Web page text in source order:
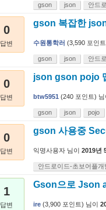
gson json 안드
0
답변
gson 복잡한
수원통학러 (3,590 포인
gson json 안드
0
답변
json gson pojo
btw5951 (240 포인트) 님
gson json pojo
0
답변
gson 사용중
익명사용자 님이 2019년
안드로이드-초보어플개
1
답변
Gson으로 Json
ire (3,900 포인트) 님이